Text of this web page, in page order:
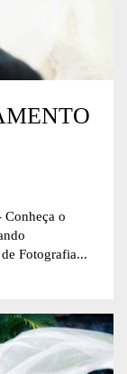
Conheça o
Fotografia...